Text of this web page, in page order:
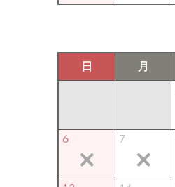
日 月
6 7